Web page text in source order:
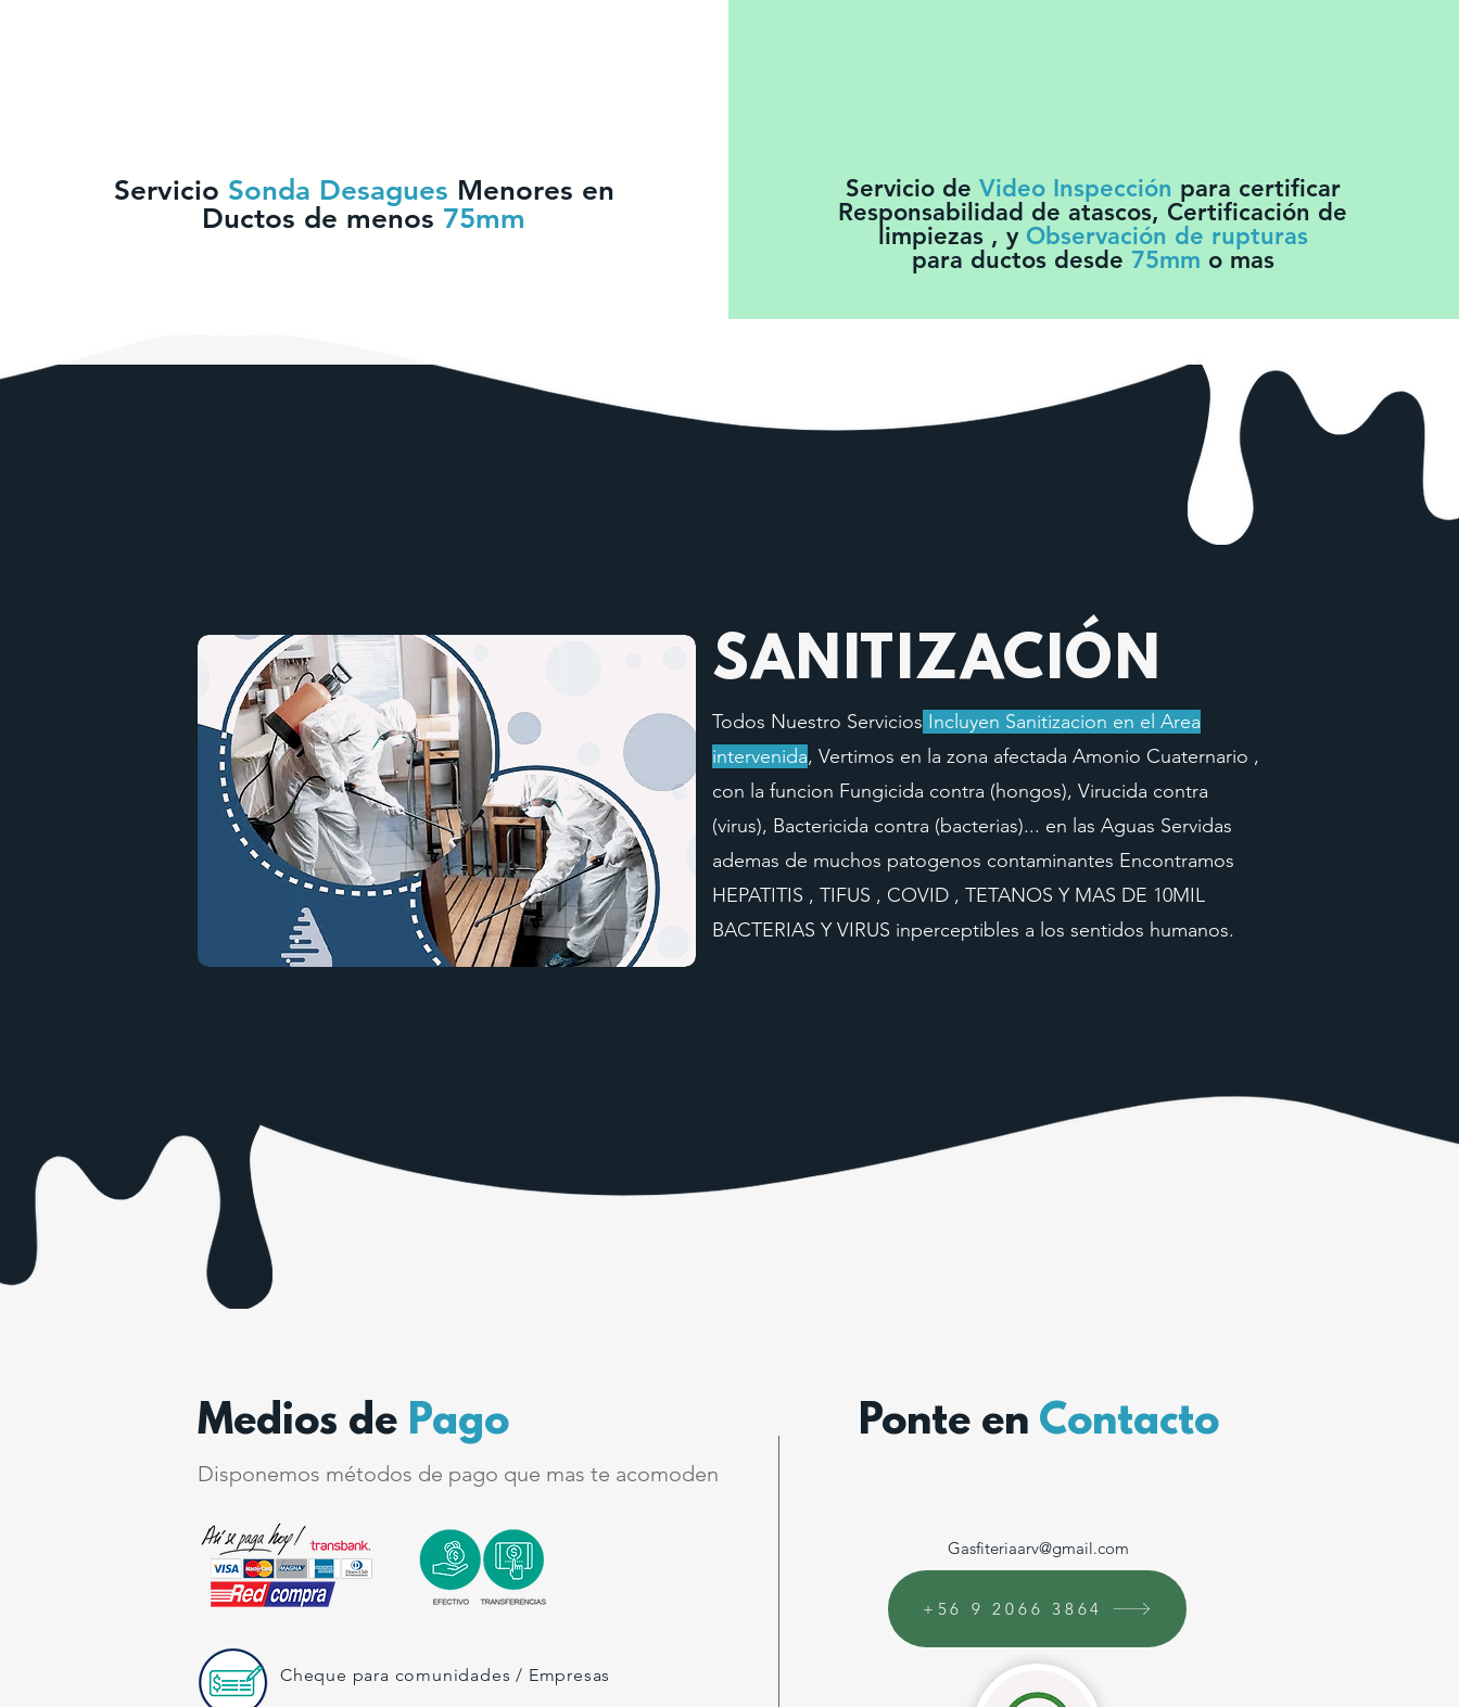
Servicio Sonda Desagues Menores en
Ductos de menos 75mm
Servicio de Video Inspección para certificar
Responsabilidad de atascos, Certificación de
limpiezas , y Observación de rupturas
para ductos desde 75mm o mas
SANITIZACIÓN
Todos Nuestro Servicios Incluyen Sanitizacion en el Area
intervenida, Vertimos en la zona afectada Amonio Cuaternario ,
con la funcion Fungicida contra (hongos), Virucida contra
(virus), Bactericida contra (bacterias)... en las Aguas Servidas
ademas de muchos patogenos contaminantes Encontramos
HEPATITIS , TIFUS , COVID , TETANOS Y MAS DE 10MIL
BACTERIAS Y VIRUS inperceptibles a los sentidos humanos.
Medios de Pago
Disponemos métodos de pago que mas te acomoden
Cheque para comunidades / Empresas
Ponte en Contacto
Gasfiteriaarv@gmail.com
+56 9 2066 3864